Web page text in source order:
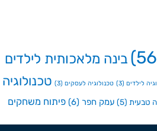
בינה מלאכותית לילדים
לילדים (3) טכנולוגיה לעסקים (3)
טכנולוגיה
טבעית (5) עמק חפר (6)
פיתוח משחקים